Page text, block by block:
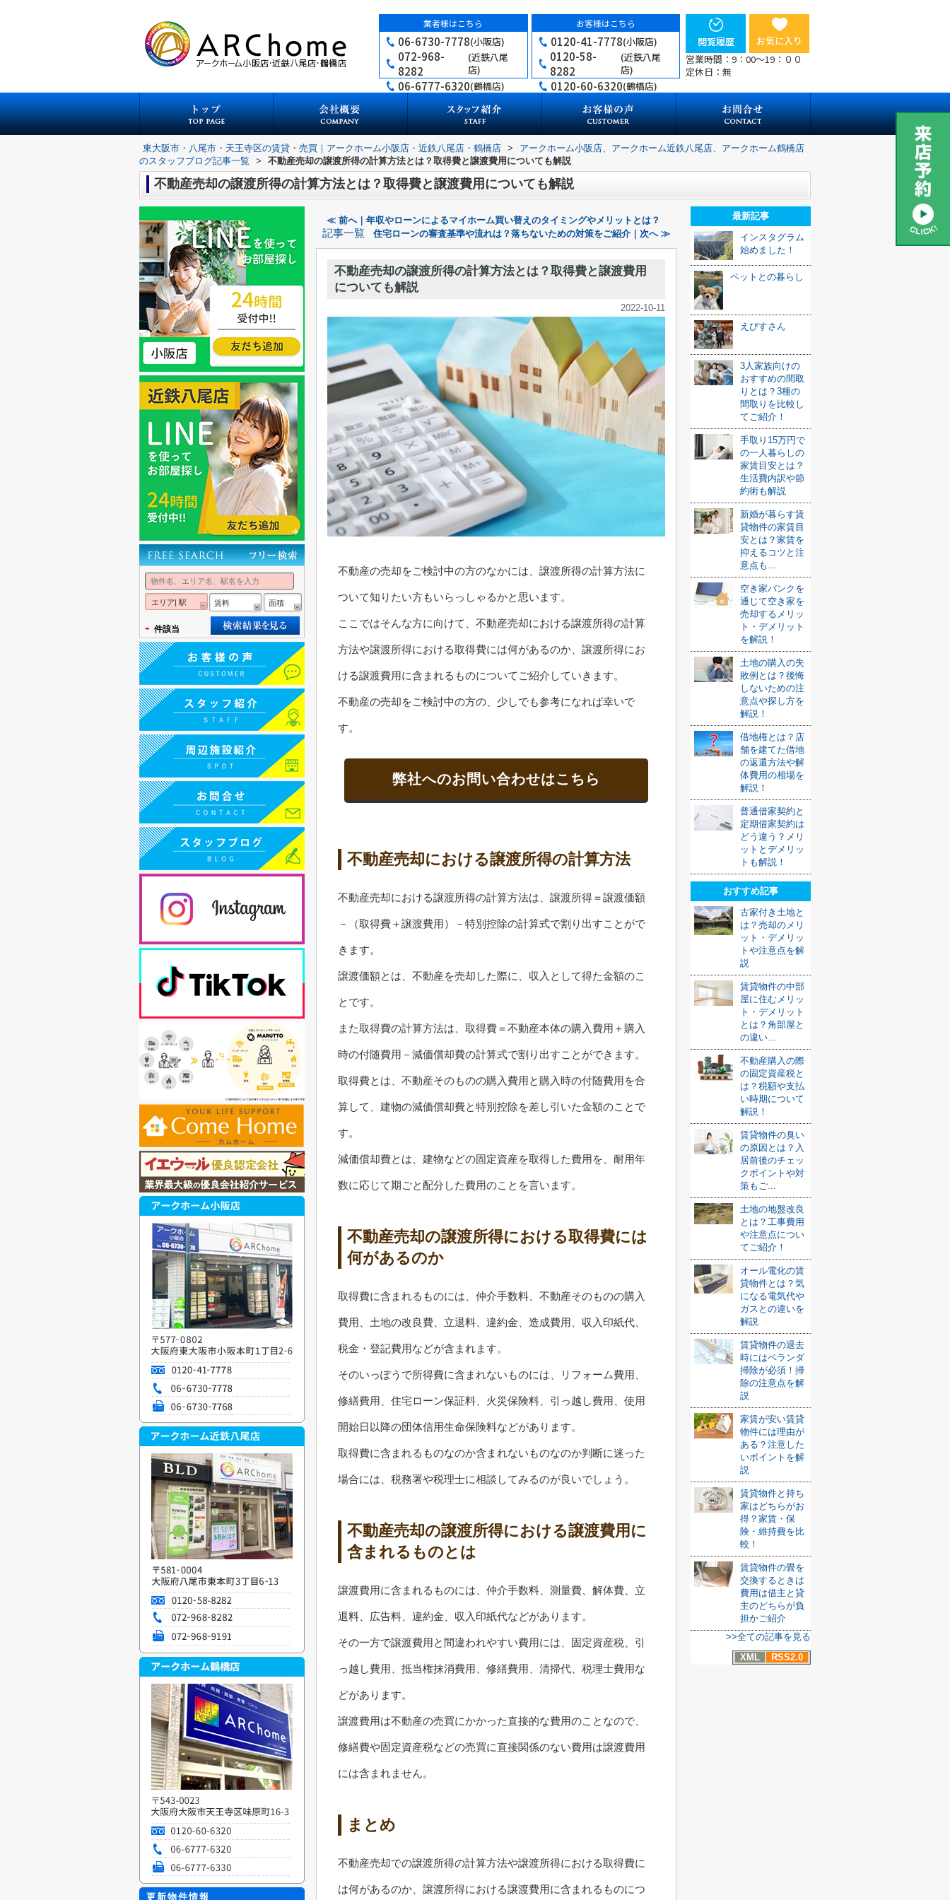
業者様はこちら
06-6730-7778(小阪店)
072-968-
8282
(近鉄八尾
店)
06-6777-6320(鶴橋店)
お客様はこちら
0120-41-7778(小阪店)
0120-58-
8282
(近鉄八尾
店)
0120-60-6320(鶴橋店)
閲覧履歴
お気に入り
営業時間：9：00～19：００
定休日：無
東大阪市・八尾市・天王寺区の賃貸・売買｜アークホーム小阪店・近鉄八尾店・鶴橋店 >
アークホーム小阪店、アークホーム近鉄八尾店、アークホーム鶴橋店
のスタッフブログ記事一覧
> 不動産売却の譲渡所得の計算方法とは？取得費と譲渡費用についても解説
不動産売却の譲渡所得の計算方法とは？取得費と譲渡費用についても解説
≪ 前へ｜年収やローンによるマイホーム買い替えのタイミングやメリットとは？
記事一覧 住宅ローンの審査基準や流れは？落ちないための対策をご紹介｜次へ ≫
不動産売却の譲渡所得の計算方法とは？取得費と譲渡費用
についても解説
2022-10-11
不動産の売却をご検討中の方のなかには、譲渡所得の計算方法に
ついて知りたい方もいらっしゃるかと思います。
ここではそんな方に向けて、不動産売却における譲渡所得の計算
方法や譲渡所得における取得費には何があるのか、譲渡所得にお
ける譲渡費用に含まれるものについてご紹介していきます。
不動産の売却をご検討中の方の、少しでも参考になれば幸いで
す。
弊社へのお問い合わせはこちら
不動産売却における譲渡所得の計算方法
不動産売却における譲渡所得の計算方法は、譲渡所得＝譲渡価額
－（取得費＋譲渡費用）－特別控除の計算式で割り出すことがで
きます。
譲渡価額とは、不動産を売却した際に、収入として得た金額のこ
とです。
また取得費の計算方法は、取得費＝不動産本体の購入費用＋購入
時の付随費用－減価償却費の計算式で割り出すことができます。
取得費とは、不動産そのものの購入費用と購入時の付随費用を合
算して、建物の減価償却費と特別控除を差し引いた金額のことで
す。
減価償却費とは、建物などの固定資産を取得した費用を、耐用年
数に応じて期ごと配分した費用のことを言います。
不動産売却の譲渡所得における取得費には
何があるのか
取得費に含まれるものには、仲介手数料、不動産そのものの購入
費用、土地の改良費、立退料、違約金、造成費用、収入印紙代、
税金・登記費用などが含まれます。
そのいっぽうで所得費に含まれないものには、リフォーム費用、
修繕費用、住宅ローン保証料、火災保険料、引っ越し費用、使用
開始日以降の団体信用生命保険料などがあります。
取得費に含まれるものなのか含まれないものなのか判断に迷った
場合には、税務署や税理士に相談してみるのが良いでしょう。
不動産売却の譲渡所得における譲渡費用に
含まれるものとは
譲渡費用に含まれるものには、仲介手数料、測量費、解体費、立
退料、広告料、違約金、収入印紙代などがあります。
その一方で譲渡費用と間違われやすい費用には、固定資産税、引
っ越し費用、抵当権抹消費用、修繕費用、清掃代、税理士費用な
どがあります。
譲渡費用は不動産の売買にかかった直接的な費用のことなので、
修繕費や固定資産税などの売買に直接関係のない費用は譲渡費用
には含まれません。
まとめ
不動産売却での譲渡所得の計算方法や譲渡所得における取得費に
は何があるのか、譲渡所得における譲渡費用に含まれるものにつ
最新記事
インスタグラム
始めました！
ペットとの暮らし
えびすさん
3人家族向けの
おすすめの間取
りとは？3種の
間取りを比較し
てご紹介！
手取り15万円で
の一人暮らしの
家賃目安とは？
生活費内訳や節
約術も解説
新婚が暮らす賃
貸物件の家賃目
安とは？家賃を
抑えるコツと注
意点も...
空き家バンクを
通じて空き家を
売却するメリッ
ト・デメリット
を解説！
土地の購入の失
敗例とは？後悔
しないための注
意点や探し方を
解説！
借地権とは？店
舗を建てた借地
の返還方法や解
体費用の相場を
解説！
普通借家契約と
定期借家契約は
どう違う？メリ
ットとデメリッ
トも解説！
おすすめ記事
古家付き土地と
は？売却のメリ
ット・デメリッ
トや注意点を解
説
賃貸物件の中部
屋に住むメリッ
ト・デメリット
とは？角部屋と
の違い...
不動産購入の際
の固定資産税と
は？税額や支払
い時期について
解説！
賃貸物件の臭い
の原因とは？入
居前後のチェッ
クポイントや対
策もご...
土地の地盤改良
とは？工事費用
や注意点につい
てご紹介！
オール電化の賃
貸物件とは？気
になる電気代や
ガスとの違いを
解説
賃貸物件の退去
時にはベランダ
掃除が必須！掃
除の注意点を解
説
家賃が安い賃貸
物件には理由が
ある？注意した
いポイントを解
説
賃貸物件と持ち
家はどちらがお
得？家賃・保
険・維持費を比
較！
賃貸物件の畳を
交換するときは
費用は借主と貸
主のどちらが負
担かご紹介
>>全ての記事を見る
XML
RSS2.0
エリア| 駅 賃料 面積
- 件該当
更新物件情報